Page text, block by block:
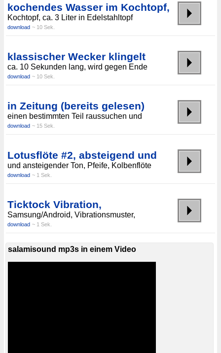
kochendes Wasser im Kochtopf,
Kochtopf, ca. 3 Liter in Edelstahltopf
download ~ 10 Sek.
klassischer Wecker klingelt
ca. 10 Sekunden lang, wird gegen Ende
download ~ 10 Sek.
in Zeitung (bereits gelesen)
einen bestimmten Teil raussuchen und
download ~ 15 Sek.
Lotusflöte #2, absteigend und
und ansteigender Ton, Pfeife, Kolbenflöte
download ~ 1 Sek.
Ticktock Vibration,
Samsung/Android, Vibrationsmuster,
download ~ 1 Sek.
salamisound mp3s in einem Video